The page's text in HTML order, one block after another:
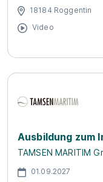
18184 Roggentin
Video
Ausbildung zum
TAMSEN MARITIM
01.09.2027